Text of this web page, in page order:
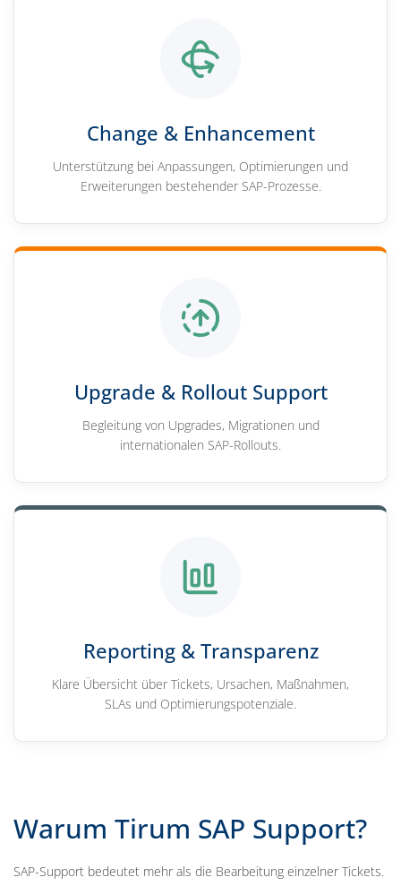
Change & Enhancement
Unterstützung bei Anpassungen, Optimierungen und
Erweiterungen bestehender SAP-Prozesse.
Upgrade & Rollout Support
Begleitung von Upgrades, Migrationen und
internationalen SAP-Rollouts.
Reporting & Transparenz
Klare Übersicht über Tickets, Ursachen, Maßnahmen,
SLAs und Optimierungspotenziale.
Warum Tirum SAP Support?
SAP-Support bedeutet mehr als die Bearbeitung einzelner Tickets.